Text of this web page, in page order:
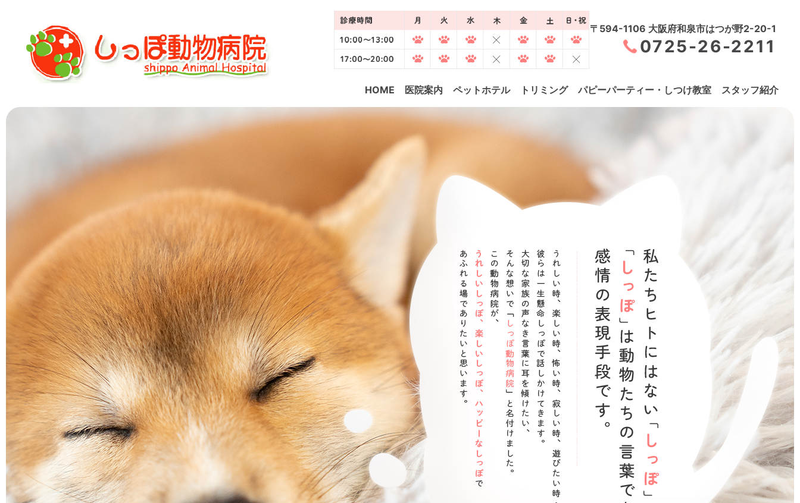
HOME 医院案内 ペットホテル トリミング パピーパーティー・しつけ教室 スタッフ紹介
〒594-1106 大阪府和泉市はつが野2-20-1
0725-26-2211